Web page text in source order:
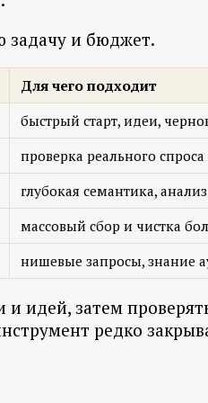
задачу и бюджет.
Для чего подходит
быстрый старт, идеи,
проверка реального
глубокая семантика,
массовый сбор и чистка
нишевые запросы, знание
идей, затем
редко